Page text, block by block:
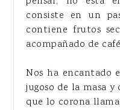
consiste en un
contiene frutos
acompañado de
Nos ha encantado
jugoso de la masa
que lo corona